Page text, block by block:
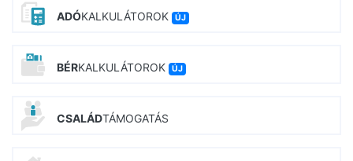
ADÓKALKULÁTOROK ÚJ
BÉRKALKULÁTOROK ÚJ
CSALÁDTÁMOGATÁS